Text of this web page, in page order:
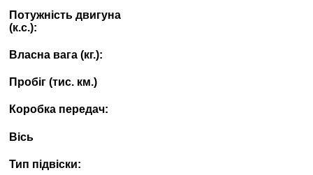
Потужність двигуна
(к.с.):
Власна вага (кг.):
Пробіг (тис. км.)
Коробка передач:
Вісь
Тип підвіски: